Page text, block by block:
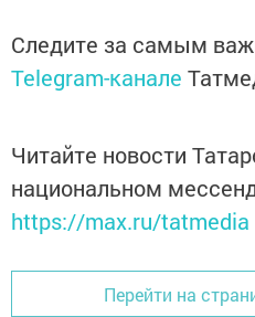
Следите за самым
Telegram-канале
Читайте новости
национальном
https://max.ru/tatmedia
Перейти на